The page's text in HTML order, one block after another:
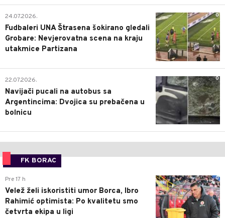
0
24.07.2026.
Fudbaleri UNA Štrasena šokirano gledali
Grobare: Nevjerovatna scena na kraju
utakmice Partizana
0
22.07.2026.
Navijači pucali na autobus sa
Argentincima: Dvojica su prebačena u
bolnicu
FK BORAC
0
Pre 17 h
Velež želi iskoristiti umor Borca, Ibro
Rahimić optimista: Po kvalitetu smo
četvrta ekipa u ligi